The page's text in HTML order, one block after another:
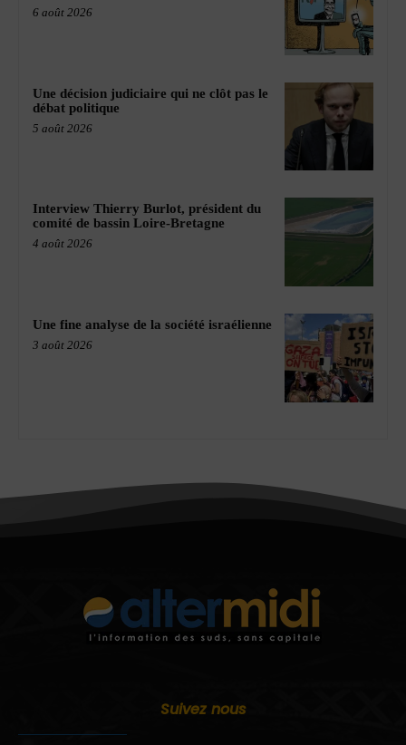
6 août 2026
Une décision judiciaire qui ne clôt pas le
débat politique
5 août 2026
Interview Thierry Burlot, président du
comité de bassin Loire-Bretagne
4 août 2026
Une fine analyse de la société israélienne
3 août 2026
Suivez nous